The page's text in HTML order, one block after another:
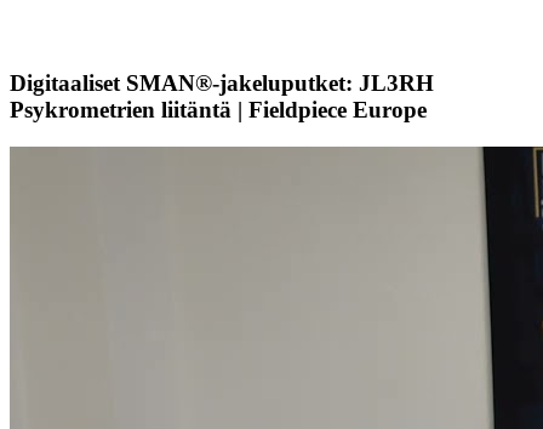
Digitaaliset SMAN®-jakeluputket: JL3RH
Psykrometrien liitäntä | Fieldpiece Europe